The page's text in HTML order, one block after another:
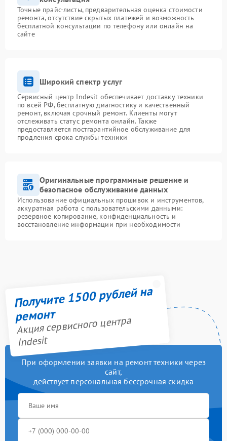
Точные прайс-листы, предварительная оценка стоимости
ремонта, отсутствие скрытых платежей и возможность
бесплатной консультации по телефону или онлайн на
сайте
Широкий спектр услуг
Сервисный центр Indesit обеспечивает доставку техники
по всей РФ, бесплатную диагностику и качественный
ремонт, включая срочный ремонт. Клиенты могут
отслеживать статус ремонта онлайн. Также
предоставляется постгарантийное обслуживание для
продления срока службы техники
Оригинальные программные решение и
безопасное обслуживание данных
Использование официальных прошивок и инструментов,
аккуратная работа с пользовательскими данными:
резервное копирование, конфиденциальность и
восстановление информации при необходимости
Получите 1500 рублей на
ремонт
Акция сервисного центра
Indesit
При оформлении заявки на ремонт техники через
сайт,
действует персональная бессрочная скидка